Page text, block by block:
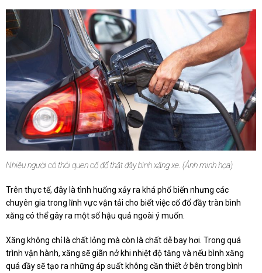
Nhiều người có thói quen cố đổ thật đầy bình xăng xe. (Ảnh minh họa)
Trên thực tế, đây là tình huống xảy ra khá phổ biến nhưng các
chuyên gia trong lĩnh vực vận tải cho biết việc cố đổ đầy tràn bình
xăng có thể gây ra một số hậu quả ngoài ý muốn.
Xăng không chỉ là chất lỏng mà còn là chất dễ bay hơi. Trong quá
trình vận hành, xăng sẽ giãn nở khi nhiệt độ tăng và nếu bình xăng
quá đầy sẽ tạo ra những áp suất không cần thiết ở bên trong bình